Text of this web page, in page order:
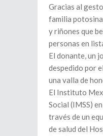
Gracias al
familia
y riñones que
personas en
El donante, un
despedido por
una valla de
El Instituto
Social (IMSS)
través de un
de salud del